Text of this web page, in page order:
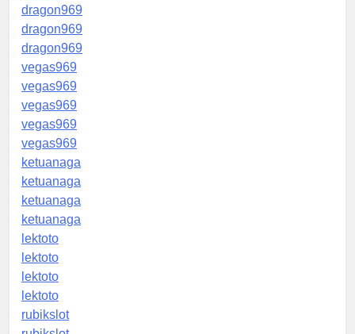
dragon969
dragon969
dragon969
vegas969
vegas969
vegas969
vegas969
vegas969
ketuanaga
ketuanaga
ketuanaga
ketuanaga
lektoto
lektoto
lektoto
lektoto
rubikslot